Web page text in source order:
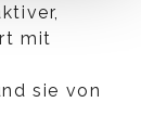
mit
sie von